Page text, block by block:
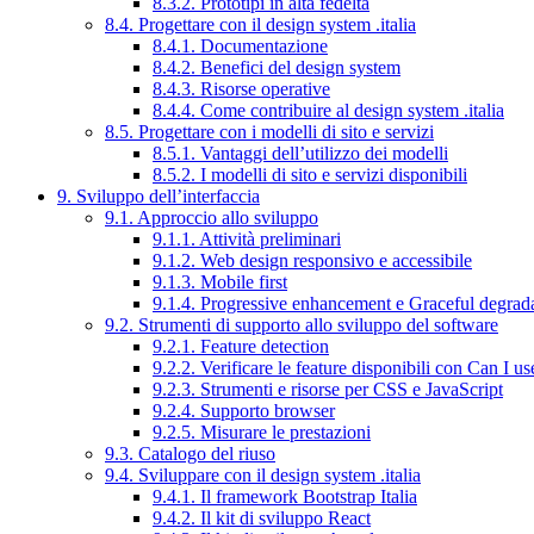
8.4. Progettare con il design system .italia
8.4.1. Documentazione
8.4.2. Benefici del design system
8.4.3. Risorse operative
8.4.4. Come contribuire al design system .italia
8.5. Progettare con i modelli di sito e servizi
8.5.1. Vantaggi dell’utilizzo dei modelli
8.5.2. I modelli di sito e servizi disponibili
9. Sviluppo dell’interfaccia
9.1. Approccio allo sviluppo
9.1.1. Attività preliminari
9.1.2. Web design responsivo e accessibile
9.1.3. Mobile first
9.1.4. Progressive enhancement e Graceful
9.2. Strumenti di supporto allo sviluppo del software
9.2.1. Feature detection
9.2.2. Verificare le feature disponibili con Can I
9.2.3. Strumenti e risorse per CSS e JavaScript
9.2.4. Supporto browser
9.2.5. Misurare le prestazioni
9.3. Catalogo del riuso
9.4. Sviluppare con il design system .italia
9.4.1. Il framework Bootstrap Italia
9.4.2. Il kit di sviluppo React